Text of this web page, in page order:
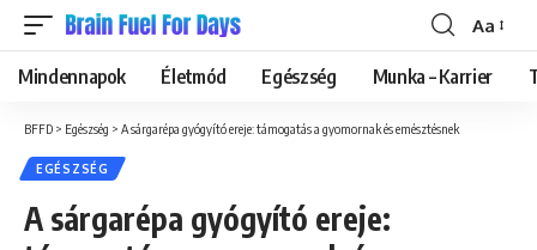
Font
Resizer
Aa
Mindennapok Életmód Egészség Munka – Karrier
BFFD > Egészség > A sárgarépa gyógyító ereje: támogatás a gyomornak és emésztésnek
EGÉSZSÉG
A sárgarépa gyógyító ereje: